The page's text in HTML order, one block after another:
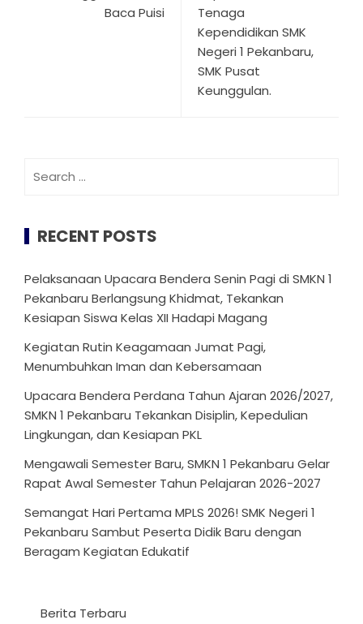
Baca Puisi
Tenaga
Kependidikan SMK
Negeri 1 Pekanbaru,
SMK Pusat
Keunggulan.
for:
RECENT POSTS
Pelaksanaan Upacara Bendera Senin Pagi di SMKN 1
Pekanbaru Berlangsung Khidmat, Tekankan
Kesiapan Siswa Kelas XII Hadapi Magang
Kegiatan Rutin Keagamaan Jumat Pagi,
Menumbuhkan Iman dan Kebersamaan
Upacara Bendera Perdana Tahun Ajaran 2026/2027,
SMKN 1 Pekanbaru Tekankan Disiplin, Kepedulian
Lingkungan, dan Kesiapan PKL
Mengawali Semester Baru, SMKN 1 Pekanbaru Gelar
Rapat Awal Semester Tahun Pelajaran 2026-2027
Semangat Hari Pertama MPLS 2026! SMK Negeri 1
Pekanbaru Sambut Peserta Didik Baru dengan
Beragam Kegiatan Edukatif
Berita Terbaru